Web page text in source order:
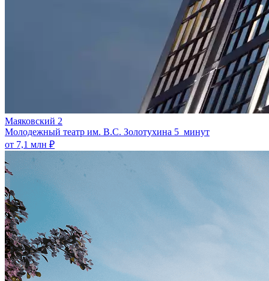
Маяковский 2
Молодежный театр им. В.С. Золотухина 5 минут
от 7,1 млн ₽